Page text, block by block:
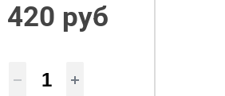
420 руб